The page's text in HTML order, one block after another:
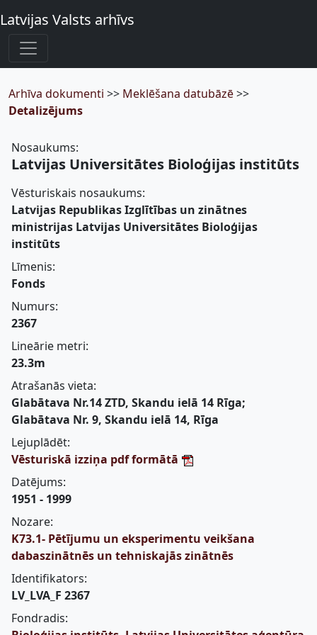
Latvijas Valsts arhīvs
Arhīva dokumenti >> Meklēšana datubāzē>>
Detalizējums
Nosaukums:
Latvijas Universitātes Bioloģijas institūts
Vēsturiskais nosaukums:
Latvijas Republikas Izglītības un zinātnes
ministrijas Latvijas Universitātes Bioloģijas
institūts
Līmenis:
Fonds
Numurs:
2367
Lineārie metri:
23.3m
Atrašanās vieta:
Glabātava Nr.14 ZTD, Skandu ielā 14 Rīga;
Glabātava Nr. 9, Skandu ielā 14, Rīga
Lejuplādēt:
Vēsturiskā izziņa pdf formātā
Datējums:
1951 - 1999
Nozare:
K73.1- Pētījumu un eksperimentu veikšana
dabaszinātnēs un tehniskajās zinātnēs
Identifikators:
LV_LVA_F 2367
Fondradis: